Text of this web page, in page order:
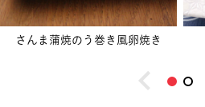
さんま蒲焼のう巻き風卵焼き